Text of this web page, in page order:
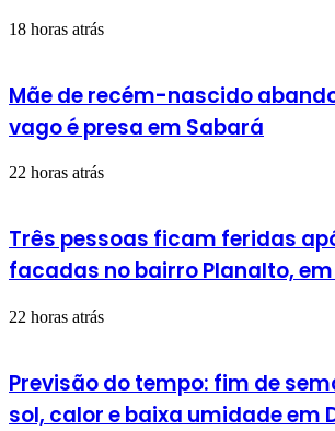
18 horas atrás
Mãe de recém-nascido
vago é presa em Sabará
22 horas atrás
Três pessoas ficam feridas
facadas no bairro Planalto,
22 horas atrás
Previsão do tempo: fim de
sol, calor e baixa umidade em